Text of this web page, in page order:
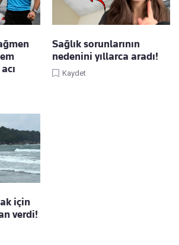
Sağlık sorunlarının
nedenini yıllarca aradı!
Kaydet
için
verdi!